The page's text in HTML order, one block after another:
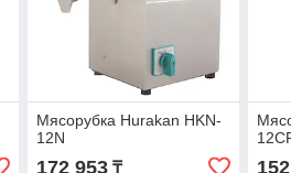
Мясорубка Hurakan HKN-
12N
172 953₸